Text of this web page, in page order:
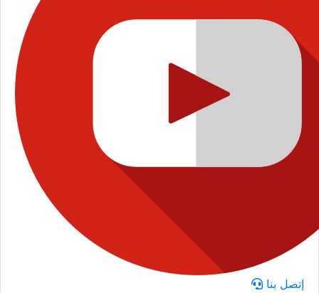
إتصل بنا